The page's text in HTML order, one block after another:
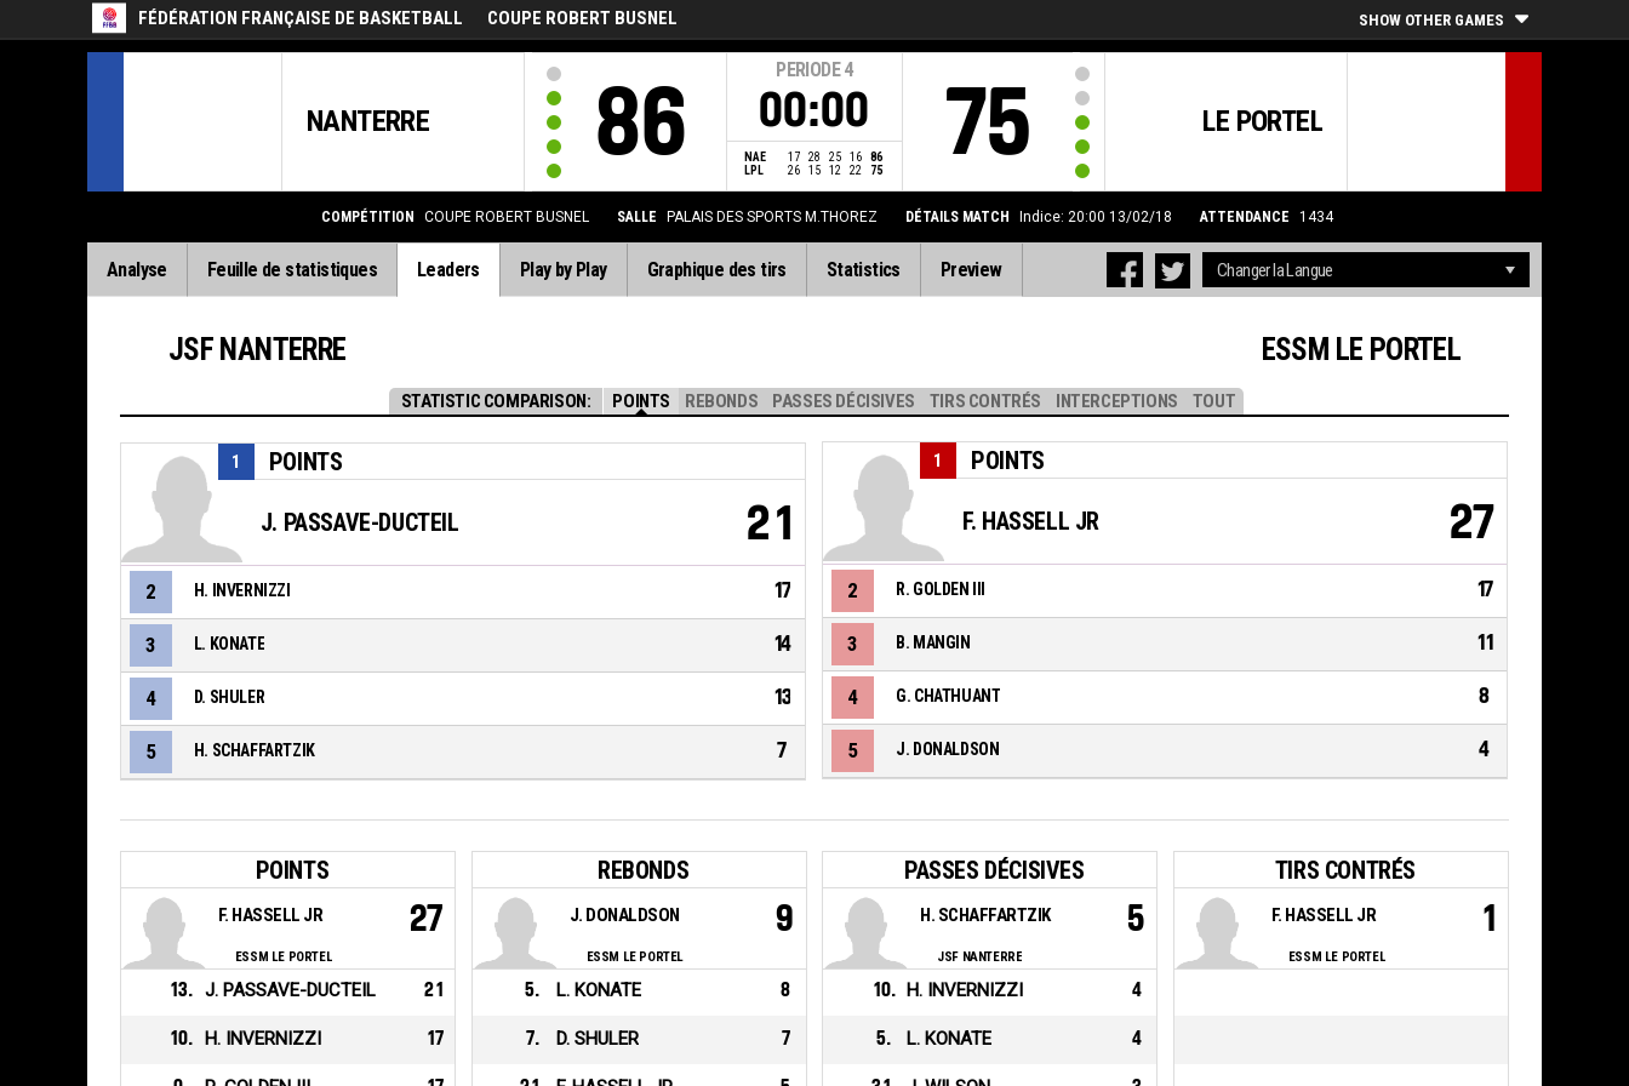
FÉDÉRATION FRANÇAISE DE BASKETBALL COUPE ROBERT BUSNEL SHOW OTHER GAMES
NANTERRE 86
PERIODE 4
00:00
NAE 17 28 25 16
86
LPL
26 15 12 22 75
LE PORTEL
75
COMPÉTITION COUPE ROBERT BUSNEL SALLE PALAIS DES SPORTS M.THOREZ DÉTAILS MATCH Indice: 20:00 13/02/18 ATTENDANCE 1434
Analyse Feuille de statistiques Leaders Play by Play Graphique des tirs Statistics Preview
STATISTIC COMPARISON: POINTS REBONDS PASSES DÉCISIVES TIRS CONTRÉS INTERCEPTIONS TOUT
JSF NANTERRE
POINTS
1
J. PASSAVE-DUCTEIL 21
2 H. INVERNIZZI 17
3 L. KONATE 14
4 D. SHULER 13
5 H. SCHAFFARTZIK 7
ESSM LE PORTEL
POINTS
1
F. HASSELL JR 27
2 R. GOLDEN III 17
3 B. MANGIN 11
4 G. CHATHUANT 8
5 J. DONALDSON 4
POINTS
ESSM LE PORTEL
F. HASSELL JR 27
13. J. PASSAVE-DUCTEIL 21
10. H. INVERNIZZI 17
REBONDS
ESSM LE PORTEL
J. DONALDSON 9
5. L. KONATE 8
7. D. SHULER 7
PASSES DÉCISIVES
JSF NANTERRE
H. SCHAFFARTZIK 5
10. H. INVERNIZZI 4
5. L. KONATE 4
TIRS CONTRÉS
ESSM LE PORTEL
F. HASSELL JR 1